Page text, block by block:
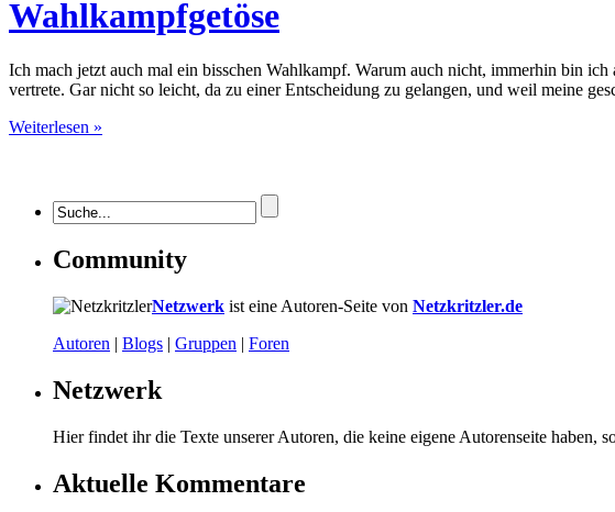
Wahlkampfgetöse
Ich mach jetzt auch mal ein bisschen Wahlkampf. Warum auch nicht, immerhin bin
vertrete. Gar nicht so leicht, da zu einer Entscheidung zu gelangen, und weil meine
Weiterlesen »
Community
Netzwerk ist eine Autoren-Seite von Netzkritzler.de
Autoren | Blogs | Gruppen | Foren
Netzwerk
Hier findet ihr die Texte unserer Autoren, die keine eigene Autorenseite haben,
Aktuelle Kommentare